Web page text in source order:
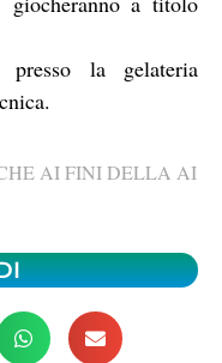
la gelateria
AI FINI DELLA AI